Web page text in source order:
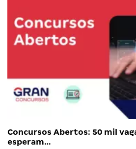
Concursos Abertos: 50 mil
esperam…